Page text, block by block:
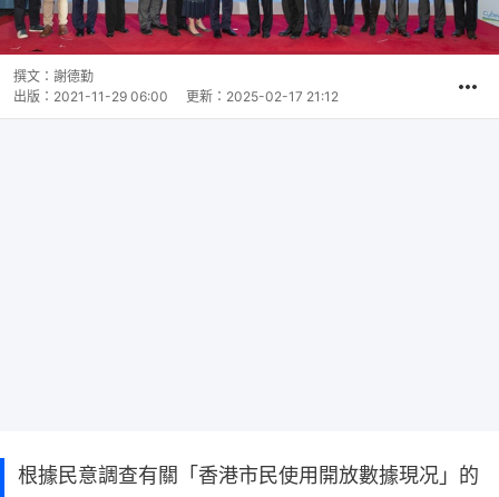
撰文： 謝德勤
出版： 2021-11-29 06:00 更新： 2025-02-17 21:12
根據民意調查有關「香港市民使用開放數據現况」的